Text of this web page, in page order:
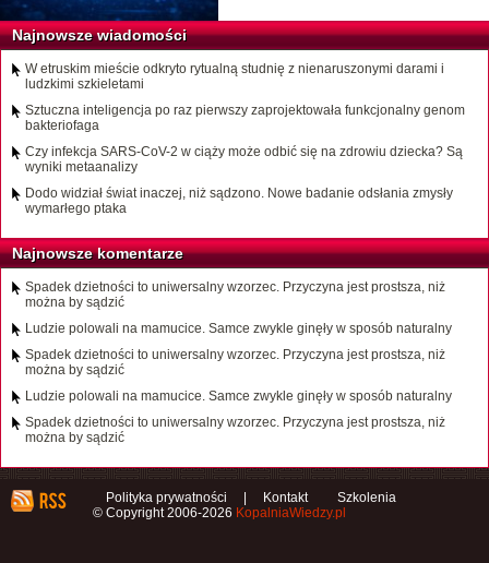
Najnowsze wiadomości
W etruskim mieście odkryto rytualną studnię z nienaruszonymi darami i
ludzkimi szkieletami
Sztuczna inteligencja po raz pierwszy zaprojektowała funkcjonalny genom
bakteriofaga
Czy infekcja SARS-CoV-2 w ciąży może odbić się na zdrowiu dziecka? Są
wyniki metaanalizy
Dodo widział świat inaczej, niż sądzono. Nowe badanie odsłania zmysły
wymarłego ptaka
Najnowsze komentarze
Spadek dzietności to uniwersalny wzorzec. Przyczyna jest prostsza, niż
można by sądzić
Ludzie polowali na mamucice. Samce zwykle ginęły w sposób naturalny
Spadek dzietności to uniwersalny wzorzec. Przyczyna jest prostsza, niż
można by sądzić
Ludzie polowali na mamucice. Samce zwykle ginęły w sposób naturalny
Spadek dzietności to uniwersalny wzorzec. Przyczyna jest prostsza, niż
można by sądzić
Polityka prywatności Kontakt
Szkolenia
© Copyright 2006-2026 KopalniaWiedzy.pl